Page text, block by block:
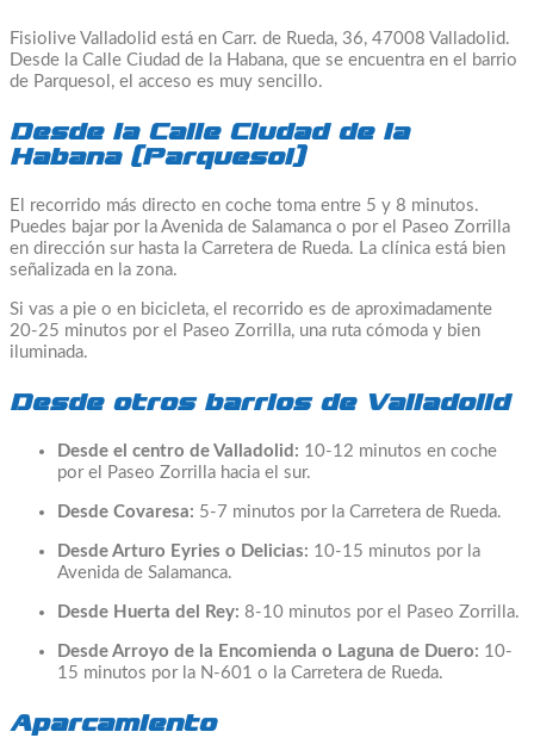
Fisiolive Valladolid está en Carr. de Rueda, 36, 47008 Valladolid.
Desde la Calle Ciudad de la Habana, que se encuentra en el barrio
de Parquesol, el acceso es muy sencillo.
Desde la Calle Ciudad de la
Habana (Parquesol)
El recorrido más directo en coche toma entre 5 y 8 minutos.
Puedes bajar por la Avenida de Salamanca o por el Paseo Zorrilla
en dirección sur hasta la Carretera de Rueda. La clínica está bien
señalizada en la zona.
Si vas a pie o en bicicleta, el recorrido es de aproximadamente
20-25 minutos por el Paseo Zorrilla, una ruta cómoda y bien
iluminada.
Desde otros barrios de Valladolid
Desde el centro de Valladolid: 10-12 minutos en coche
por el Paseo Zorrilla hacia el sur.
Desde Covaresa: 5-7 minutos por la Carretera de Rueda.
Desde Arturo Eyries o Delicias: 10-15 minutos por la
Avenida de Salamanca.
Desde Huerta del Rey: 8-10 minutos por el Paseo Zorrilla.
Desde Arroyo de la Encomienda o Laguna de Duero: 10-
15 minutos por la N-601 o la Carretera de Rueda.
Aparcamiento